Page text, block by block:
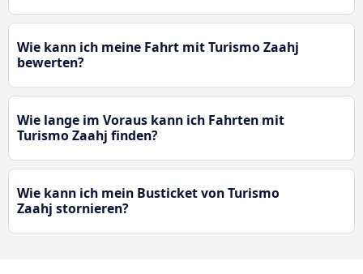
Wie kann ich meine Fahrt mit Turismo Zaahj
bewerten?
Wie lange im Voraus kann ich Fahrten mit
Turismo Zaahj finden?
Wie kann ich mein Busticket von Turismo
Zaahj stornieren?